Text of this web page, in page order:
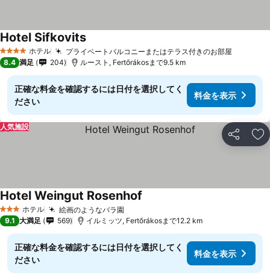
4 ホテルのランク
ホテル プライベートバルコニーまたはテラス付きのお部屋料金を
Hotel Sifkovits料金を表示
8.4 満足 204 ルースト, Fertőrákosまで9.5 km
正確な料金を確認するには日付を選択してく
ださい
料金を表示
シェア お
人気施設
3 ホテルのランク
ホテル 絵画のようなバラ園
Hotel Weingut Rosenhof
9.1 大満足 569 イルミッツ, Fertőrákosまで12.2 km
正確な料金を確認するには日付を選択してく
ださい
料金を表示